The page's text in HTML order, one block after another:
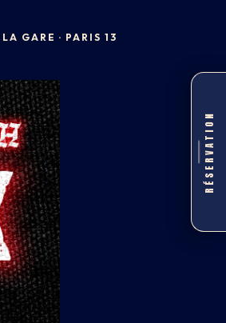
GARE · PARIS 13
RÉSERVATION